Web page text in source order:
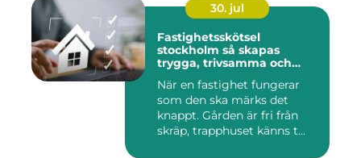
30. jul
Fastighetsskötsel
stockholm så skapas
trygga, trivsamma och
När en fastighet fungerar
som den ska märks det
knappt. Gården är fri från
skräp, trapphuset känns t...